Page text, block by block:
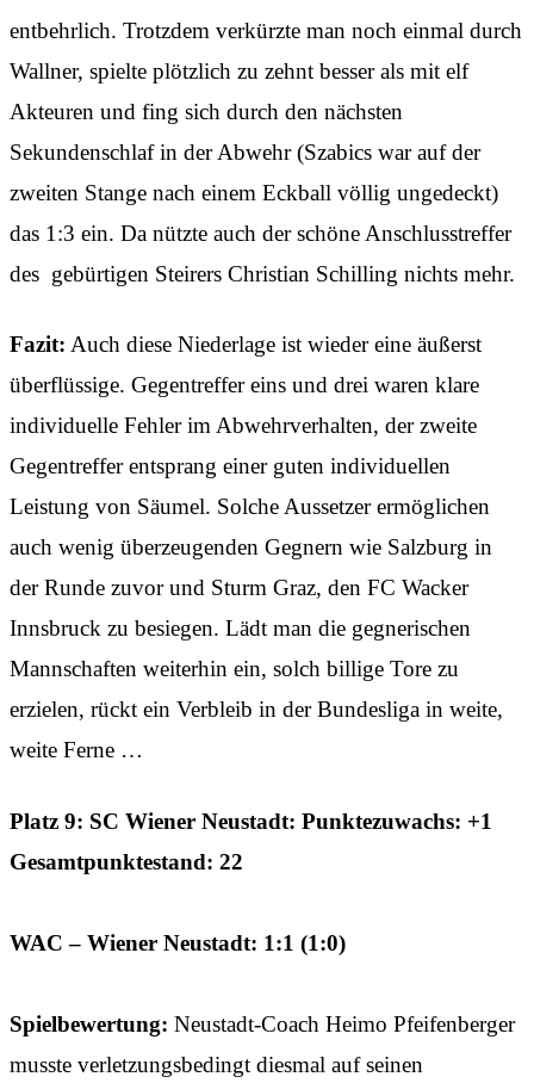
entbehrlich. Trotzdem verkürzte man noch einmal durch
Wallner, spielte plötzlich zu zehnt besser als mit elf
Akteuren und fing sich durch den nächsten
Sekundenschlaf in der Abwehr (Szabics war auf der
zweiten Stange nach einem Eckball völlig ungedeckt)
das 1:3 ein. Da nützte auch der schöne Anschlusstreffer
des gebürtigen Steirers Christian Schilling nichts mehr.
Fazit: Auch diese Niederlage ist wieder eine äußerst
überflüssige. Gegentreffer eins und drei waren klare
individuelle Fehler im Abwehrverhalten, der zweite
Gegentreffer entsprang einer guten individuellen
Leistung von Säumel. Solche Aussetzer ermöglichen
auch wenig überzeugenden Gegnern wie Salzburg in
der Runde zuvor und Sturm Graz, den FC Wacker
Innsbruck zu besiegen. Lädt man die gegnerischen
Mannschaften weiterhin ein, solch billige Tore zu
erzielen, rückt ein Verbleib in der Bundesliga in weite,
weite Ferne …
Platz 9: SC Wiener Neustadt: Punktezuwachs: +1
Gesamtpunktestand: 22
WAC – Wiener Neustadt: 1:1 (1:0)
Spielbewertung: Neustadt-Coach Heimo Pfeifenberger
musste verletzungsbedingt diesmal auf seinen